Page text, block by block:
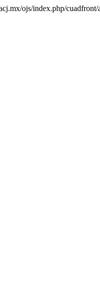
ojs/index.php/